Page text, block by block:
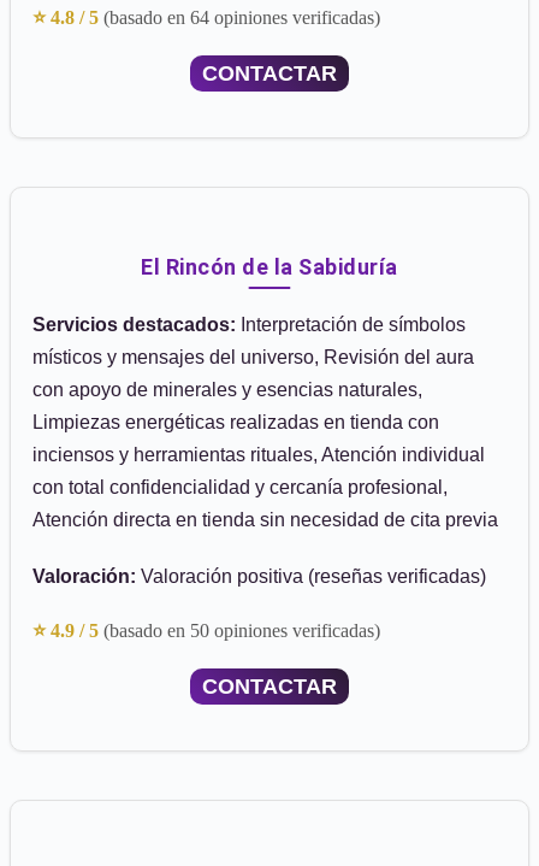
⭐ 4.8 / 5 (basado en 64 opiniones verificadas)
CONTACTAR
El Rincón de la Sabiduría
Servicios destacados: Interpretación de símbolos
místicos y mensajes del universo, Revisión del aura
con apoyo de minerales y esencias naturales,
Limpiezas energéticas realizadas en tienda con
inciensos y herramientas rituales, Atención individual
con total confidencialidad y cercanía profesional,
Atención directa en tienda sin necesidad de cita previa
Valoración: Valoración positiva (reseñas verificadas)
⭐ 4.9 / 5 (basado en 50 opiniones verificadas)
CONTACTAR